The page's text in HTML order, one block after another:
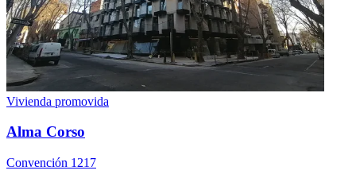
Vivienda promovida
Alma Corso
Convención 1217